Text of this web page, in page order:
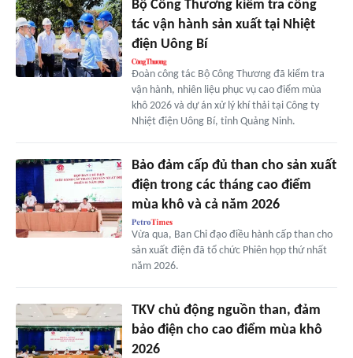
Bộ Công Thương kiểm tra công
tác vận hành sản xuất tại Nhiệt
điện Uông Bí
Đoàn công tác Bộ Công Thương đã kiểm tra
vận hành, nhiên liệu phục vụ cao điểm mùa
khô 2026 và dự án xử lý khí thải tại Công ty
Nhiệt điện Uông Bí, tỉnh Quảng Ninh.
Bảo đảm cấp đủ than cho sản xuất
điện trong các tháng cao điểm
mùa khô và cả năm 2026
Vừa qua, Ban Chỉ đạo điều hành cấp than cho
sản xuất điện đã tổ chức Phiên họp thứ nhất
năm 2026.
TKV chủ động nguồn than, đảm
bảo điện cho cao điểm mùa khô
2026